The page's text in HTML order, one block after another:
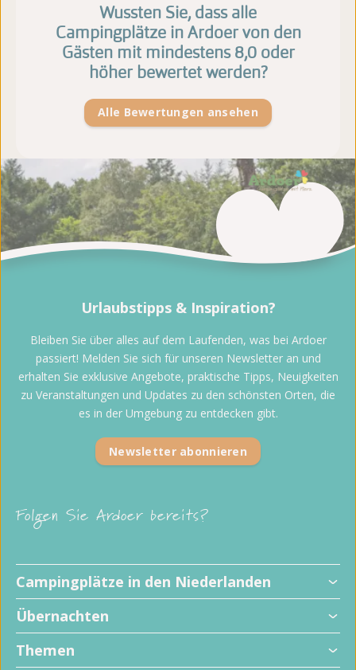
Wussten Sie, dass alle
Campingplätze in Ardoer von den
Gästen mit mindestens 8,0 oder
höher bewertet werden?
Alle Bewertungen ansehen
Folgen Sie Ardoer bereits?
Campingplätze in den Niederlanden
Übernachten
Themen
Urlaubstipps & Inspiration?
Bleiben Sie über alles auf dem Laufenden, was bei Ardoer
passiert! Melden Sie sich für unseren Newsletter an und
erhalten Sie exklusive Angebote, praktische Tipps, Neuigkeiten
zu Veranstaltungen und Updates zu den schönsten Orten, die
es in der Umgebung zu entdecken gibt.
Newsletter abonnieren